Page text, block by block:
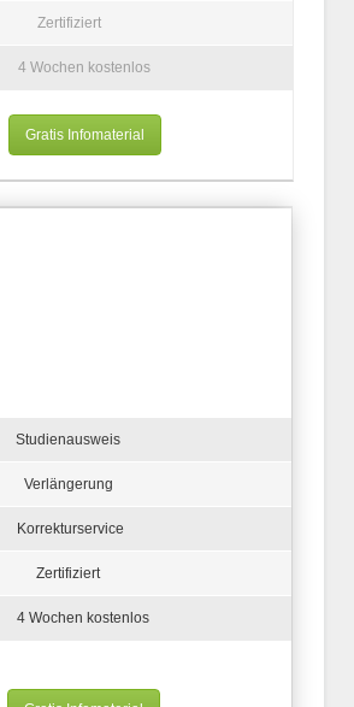
Zertifiziert
4 Wochen kostenlos
Gratis Infomaterial
Studienausweis
Verlängerung
Korrekturservice
Zertifiziert
4 Wochen kostenlos